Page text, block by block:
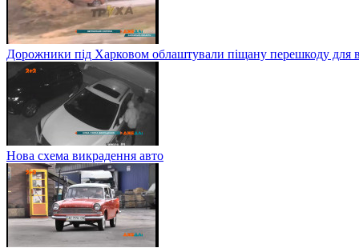
Дорожники під Харковом облаштували піщану перешкоду для
Нова схема викрадення авто